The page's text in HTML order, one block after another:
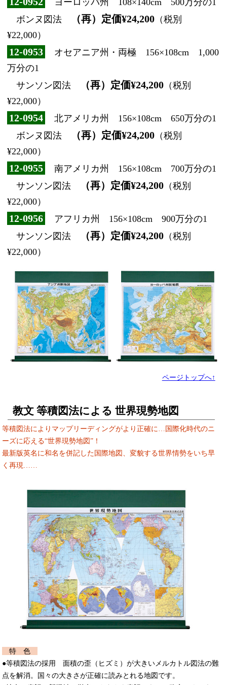
ヨーロッパ州 108×140cm 500万分の1
ボンヌ図法
（再）定価¥24,200（税別
¥22,000）
12-0953
オセアニア州・両極 156×108cm 1,000
万分の1
サンソン図法
（再）定価¥24,200（税別
¥22,000）
12-0954
北アメリカ州 156×108cm 650万分の1
ボンヌ図法
（再）定価¥24,200（税別
¥22,000）
12-0955
南アメリカ州 156×108cm 700万分の1
サンソン図法
（再）定価¥24,200（税別
¥22,000）
12-0956
アフリカ州 156×108cm 900万分の1
サンソン図法
（再）定価¥24,200（税別
¥22,000）
ページトップへ↑
教文 等積図法による 世界現勢地図
等積図法によりマップリーディングがより正確に…国際化時代のニ
ーズに応える“世界現勢地図”！
最新版英名に和名を併記した国際地図、変貌する世界情勢をいち早
く再現……
特 色
●等積図法の採用 面積の歪（ヒズミ）が大きいメルカトル図法の難
点を解消。国々の大きさが正確に読みとれる地図です。